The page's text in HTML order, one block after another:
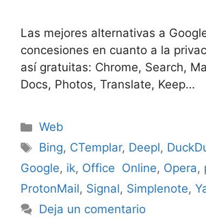
Las mejores alternativas a
concesiones en cuanto a la
así gratuitas: Chrome, Search,
Docs, Photos, Translate, Keep…
Categorías
Web
Etiquetas
Bing, CTemplar, Deepl,
Google, ik, Office Online, Opera,
ProtonMail, Signal, Simplenote,
Deja un comentario